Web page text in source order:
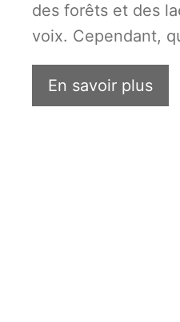
des forêts et des
voix. Cependant,
En savoir plus